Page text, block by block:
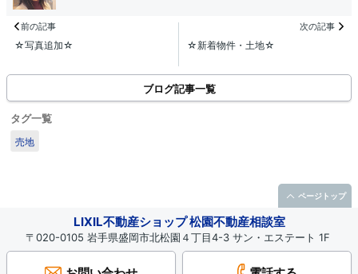
前の記事
☆写真追加☆
次の記事
☆新着物件・土地☆
ブログ記事一覧
タグ一覧
売地
LIXIL不動産ショップ 松園不動産相談室
〒020-0105 岩手県盛岡市北松園４丁目4-3 サン・エステート 1F
ページトップ